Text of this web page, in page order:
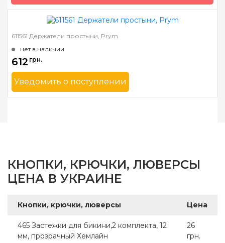
Бренд
Страна-производитель
611561 Держатели простыни, Prym
нет в наличии
612 грн.
Уведомить о поступлении
Бренд
Prym
КНОПКИ, КРЮЧКИ, ЛЮВЕРСЫ
ЦЕНА В УКРАИНЕ
Кнопки, крючки, люверсы Цена
465 Застежки для бикини,2 комплекта, 12
мм, прозрачный Хемлайн
26
грн.